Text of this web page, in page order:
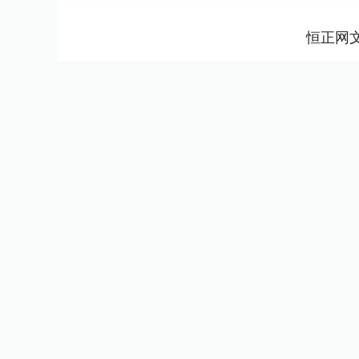
恒正网